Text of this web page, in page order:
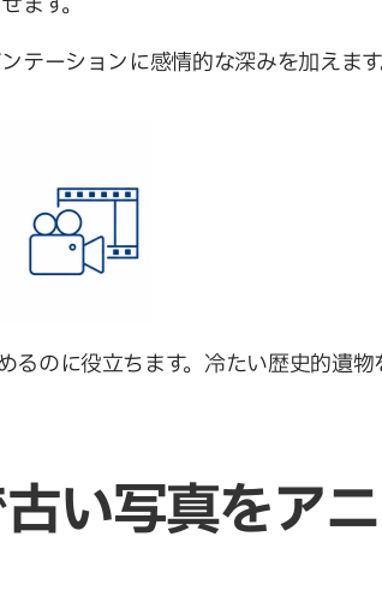
テーションに感情的な深みを加えます
のに役立ちます。冷たい歴史的遺
い写真をア